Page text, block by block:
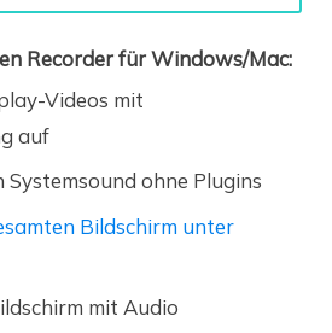
Recorder für Windows/Mac:
Videos mit
auf
Systemsound ohne Plugins
Bildschirm unter
mit Audio